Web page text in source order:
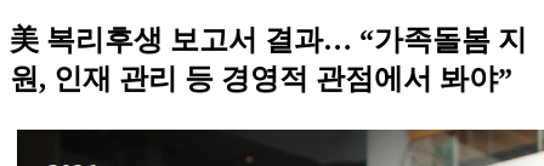
美 복리후생 보고서 결과… “가족돌봄 지
원, 인재 관리 등 경영적 관점에서 봐야”